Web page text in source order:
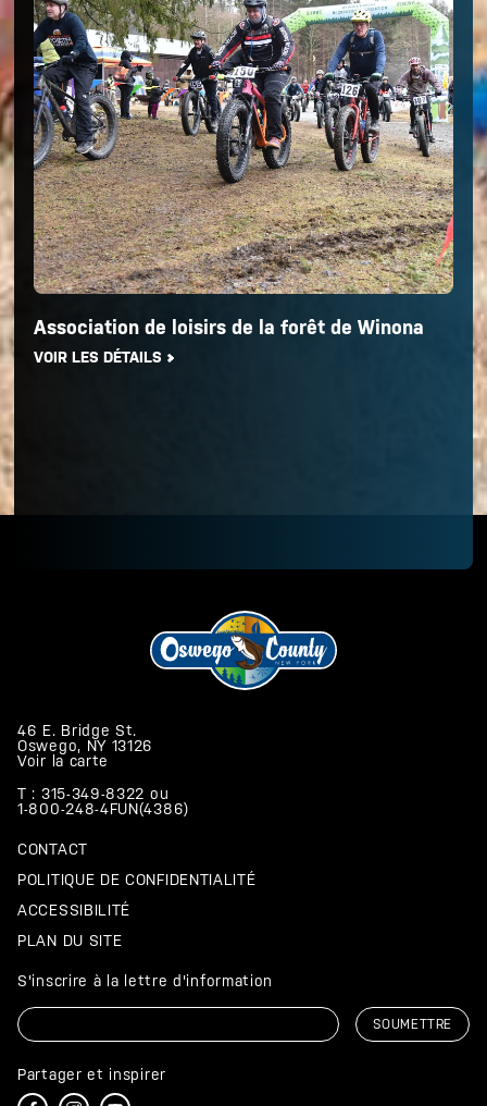
Association de loisirs de la forêt de Winona
VOIR LES DÉTAILS
46 E. Bridge St.
Oswego, NY 13126
Voir la carte
T : 315-349-8322 ou
1-800-248-4FUN(4386)
CONTACT
POLITIQUE DE CONFIDENTIALITÉ
ACCESSIBILITÉ
PLAN DU SITE
S'inscrire à la lettre d'information
Courriel
Partager et inspirer